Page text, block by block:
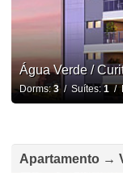
Água Verde /
Dorms:3/ Suítes: 1/
Apartamento →